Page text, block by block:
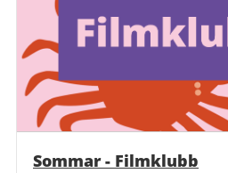
Sommar - Filmklubb